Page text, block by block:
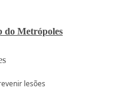
do Metrópoles
lesões